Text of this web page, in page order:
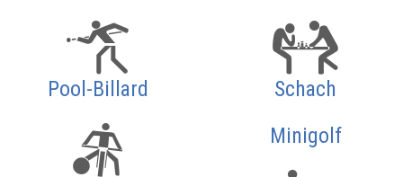
Pool-Billard Schach
Minigolf